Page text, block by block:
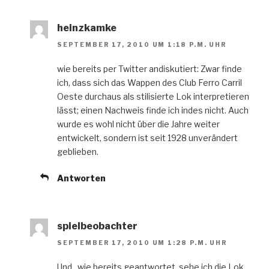
heinzkamke
SEPTEMBER 17, 2010 UM 1:18 P.M. UHR
wie bereits per Twitter andiskutiert: Zwar finde
ich, dass sich das Wappen des Club Ferro Carril
Oeste durchaus als stilisierte Lok interpretieren
lässt; einen Nachweis finde ich indes nicht. Auch
wurde es wohl nicht über die Jahre weiter
entwickelt, sondern ist seit 1928 unverändert
geblieben.
Antworten
spielbeobachter
SEPTEMBER 17, 2010 UM 1:28 P.M. UHR